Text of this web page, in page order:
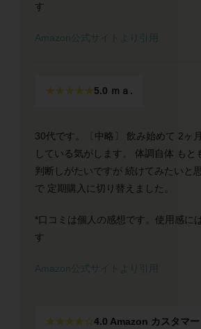
す
Amazon公式サイトより引用
★★★★★5.0 ｍａ.
30代です。〔中略〕 飲み始めて 2ヶ
している気がします。 体調自体 もと
判断しがたいですが 続けてみたいと
で 定期購入に切り替えました。
*口コミは個人の感想です。使用感に
す
Amazon公式サイトより引用
★★★★☆4.0 Amazon カスタマー